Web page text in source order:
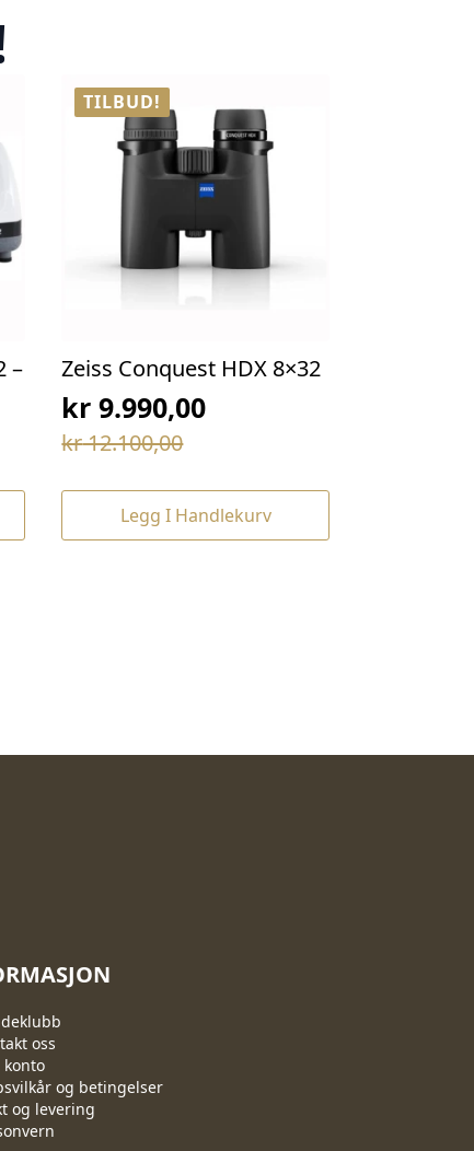
–
TILBUD!
Zeiss Conquest HDX 8×32
kr12.100,00
Opprinnelig
var:
kr 12.100,00.
kr 9.990,00
Nåværende
er:
kr 9.990,00.
Legg I Handlekurv
oss
konto
og betingelser
og levering